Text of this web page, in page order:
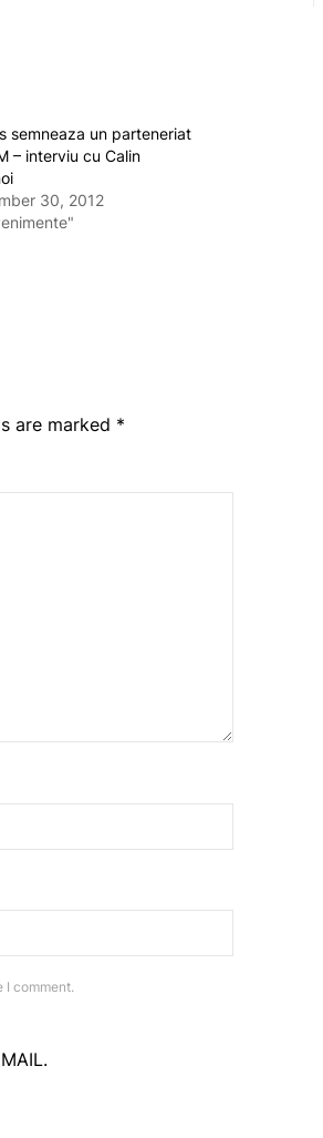
semneaza un parteneriat
– interviu cu Calin
30, 2012
are marked *
I comment.